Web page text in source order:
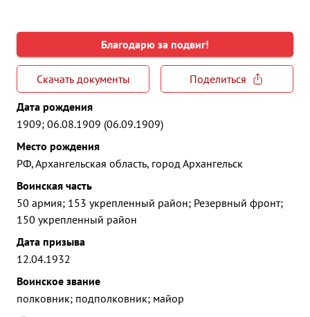
Благодарю за подвиг!
Скачать документы
Поделиться
Дата рождения
1909; 06.08.1909 (06.09.1909)
Место рождения
РФ, Архангельская область, город Архангельск
Воинская часть
50 армия; 153 укрепленный район; Резервный фронт;
150 укрепленный район
Дата призыва
12.04.1932
Воинское звание
полковник; подполковник; майор